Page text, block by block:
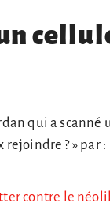
qui a
rejoindre ? » par :
contre le